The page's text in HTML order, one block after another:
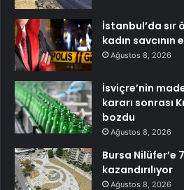
İstanbul’da sır
kadın
Ağustos 8, 2026
İsviçre’nin
kararı sonrası
bozdu
Ağustos 8, 2026
Bursa Nilüfer’e
kazandırılıyor
Ağustos 8, 2026